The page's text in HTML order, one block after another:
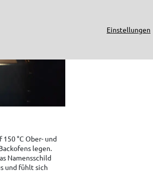
°C Ober- und
legen.
Namensschild
und fühlt sich
Einstellungen